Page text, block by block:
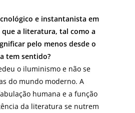
e instantanista em
que a literatura, tal como a
pelo menos desde o
tem sentido?
o iluminismo e não se
do mundo moderno. A
humana e a função
da literatura se nutrem